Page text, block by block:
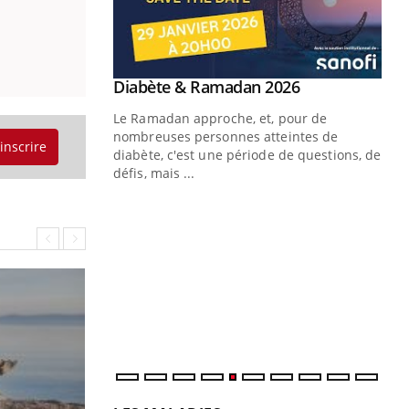
tout nouveau
piscine,
Youtube
Diabète & Ramadan 2026Youtube
Le Ramadan approche, et, pour de
nombreuses personnes atteintes de
diabète, c'est une période de questions, de
défis, mais ...